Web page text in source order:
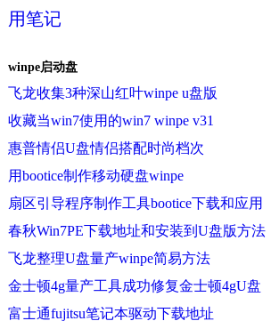
用笔记
winpe启动盘
飞龙收集3种深山红叶winpe u盘版
收藏当win7使用的win7 winpe v31
惠普情侣U盘情侣搭配时尚档次
用bootice制作移动硬盘winpe
扇区引导程序制作工具bootice下载和应用
春秋Win7PE下载地址和安装到U盘版方法
飞龙整理U盘量产winpe简易方法
金士顿4g量产工具成功修复金士顿4gU盘
富士通fujitsu笔记本驱动下载地址